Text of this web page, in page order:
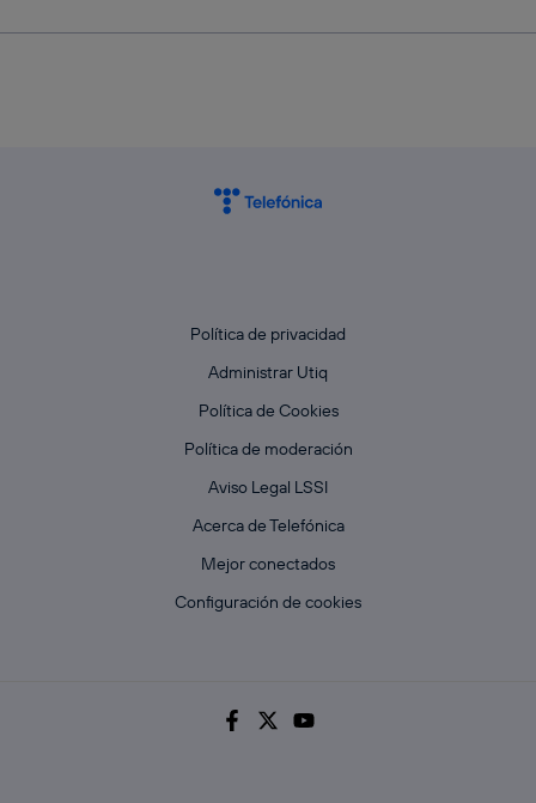
Política de privacidad
Administrar Utiq
Política de Cookies
Política de moderación
Aviso Legal LSSI
Acerca de Telefónica
Mejor conectados
Configuración de cookies